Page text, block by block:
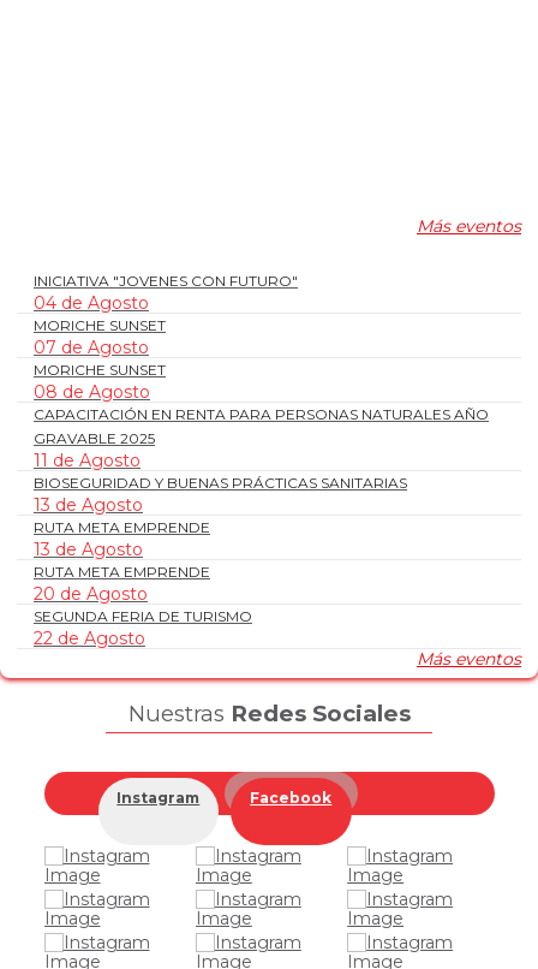
Más eventos
INICIATIVA "JOVENES CON FUTURO"
04 de Agosto
MORICHE SUNSET
07 de Agosto
MORICHE SUNSET
08 de Agosto
CAPACITACIÓN EN RENTA PARA PERSONAS NATURALES AÑO
GRAVABLE 2025
11 de Agosto
BIOSEGURIDAD Y BUENAS PRÁCTICAS SANITARIAS
13 de Agosto
RUTA META EMPRENDE
13 de Agosto
RUTA META EMPRENDE
20 de Agosto
SEGUNDA FERIA DE TURISMO
22 de Agosto
23 de Agosto
FORO ECONOMICO EN MICROFINANZAS
25 de Agosto
28 de Agosto
VII VERSIÓN "GRAN BAMBARRIAO"
29 de Agosto
DIPLOMADO MARKETING DIGITAL E INTELIGIA ARTIFICIAL
29 de Agosto
MÁXIMO GALARDON - COLOMBIA
29 de Agosto
VII VERSIÓN "GRAN BAMBARRIAO"
30 de Agosto
Más eventos
Nuestras Redes Sociales
Instagram Facebook